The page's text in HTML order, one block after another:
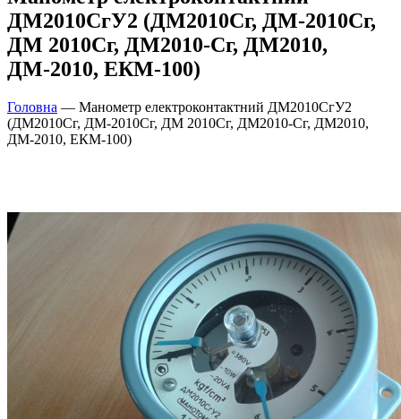
ДМ2010СгУ2 (ДМ2010Сг, ДМ-2010Сг,
ДМ 2010Сг, ДМ2010-Сг, ДМ2010,
ДМ-2010, ЕКМ-100)
Головна — Манометр електроконтактний ДМ2010СгУ2
(ДМ2010Сг, ДМ-2010Сг, ДМ 2010Сг, ДМ2010-Сг, ДМ2010,
ДМ-2010, ЕКМ-100)